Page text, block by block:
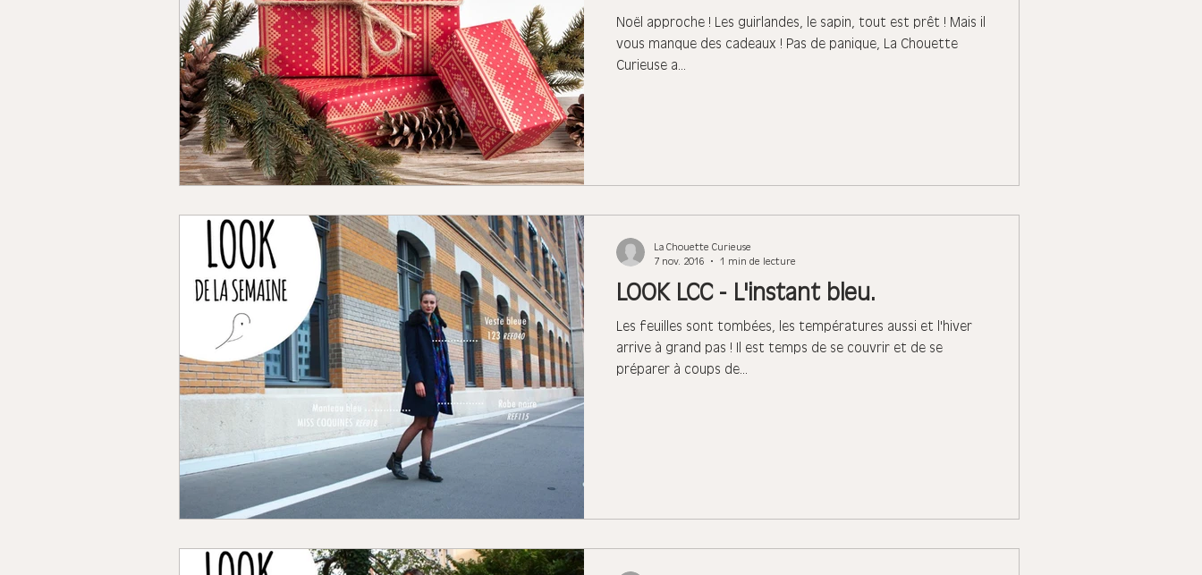
Noël approche ! Les guirlandes, le sapin, tout est prêt ! Mais il
vous manque des cadeaux ! Pas de panique, La Chouette
Curieuse a...
LOOK LCC - L'instant bleu.
Les feuilles sont tombées, les températures aussi et l'hiver
arrive à grand pas ! Il est temps de se couvrir et de se
préparer à coups de...
La Chouette Curieuse
7 nov. 2016
1 min de lecture